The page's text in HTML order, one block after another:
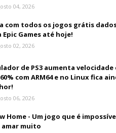
04, 2026
com todos os jogos grátis
Epic Games até hoje!
02, 2026
de PS3 aumenta velocidade
com ARM64 e no Linux fica
06, 2026
Home - Um jogo que é
amar muito